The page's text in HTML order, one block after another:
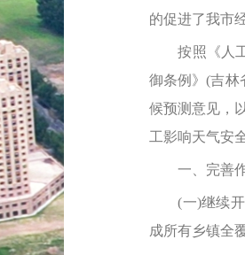
的促进了我市
按照《人工
御条例》(吉林
候预测意见，
工影响天气安
一、完善作
(一)继续开展
成所有乡镇全